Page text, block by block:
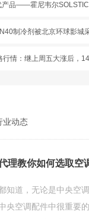
制冷剂被北京环球影城
情：继上周五大涨后，
业动态
理教你如何选取空
知道，无论是中央空
央空调配件中很重要